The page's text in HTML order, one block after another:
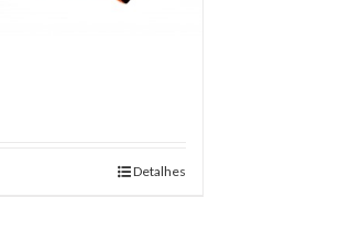
Detalhes